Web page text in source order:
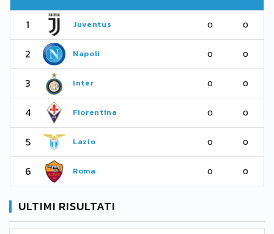
1 Juventus 0 0
2 Napoli 0 0
3 Inter 0 0
4 Fiorentina 0 0
5 Lazio 0 0
6 Roma 0 0
ULTIMI RISULTATI